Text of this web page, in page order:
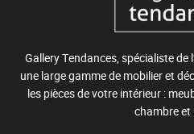
Gallery Tendances, spécialiste de
une large gamme de mobilier et
les pièces de votre intérieur :
chambre et